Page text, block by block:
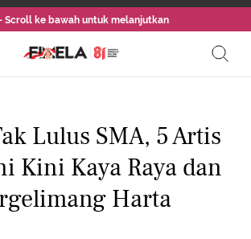
- Scroll ke bawah untuk melanjutkan
Lulus SMA, 5 Artis
Kini Kaya Raya dan
Harta